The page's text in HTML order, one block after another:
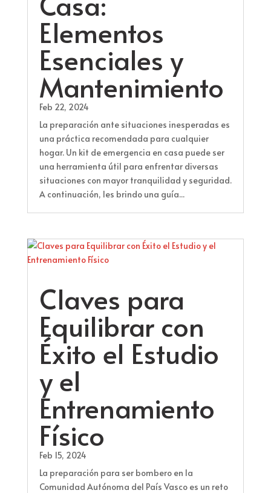
Elementos
Esenciales y
Mantenimiento
Feb 22, 2024
La preparación ante situaciones inesperadas es
una práctica recomendada para cualquier
hogar. Un kit de emergencia en casa puede ser
una herramienta útil para enfrentar diversas
situaciones con mayor tranquilidad y seguridad.
A continuación, les brindo una guía...
Claves para
Equilibrar con
Éxito el Estudio
y el
Entrenamiento
Físico
Feb 15, 2024
La preparación para ser bombero en la
Comunidad Autónoma del País Vasco es un reto